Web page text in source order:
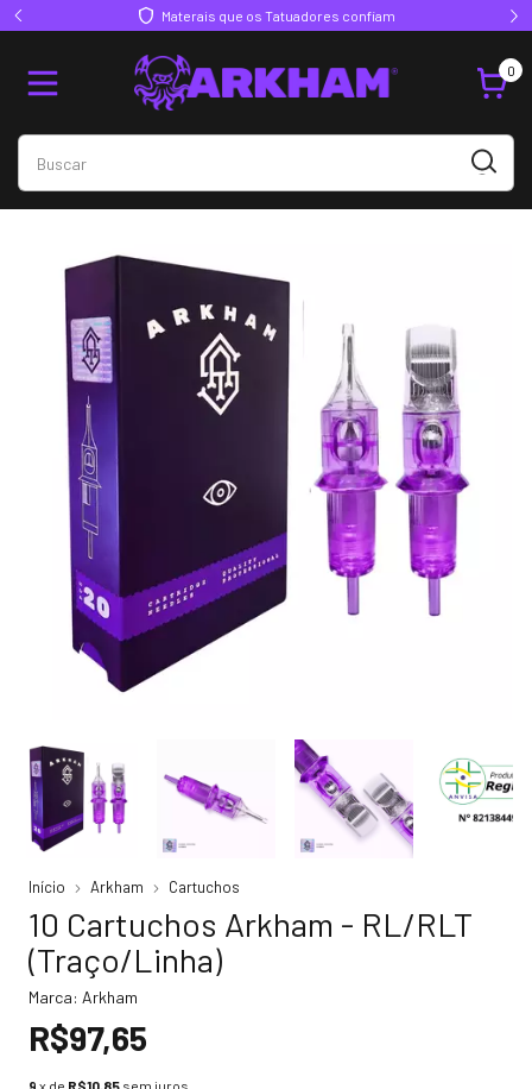
Materais que os Tatuadores confiam
0
Início Arkham Cartuchos
10 Cartuchos Arkham - RL/RLT
(Traço/Linha)
Marca: Arkham
R$97,65